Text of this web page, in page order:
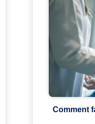
Comment